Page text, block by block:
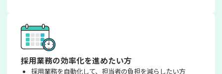
採用業務の効率化を進めたい方
採用業務を自動化して、担当者の負担を減らしたい方